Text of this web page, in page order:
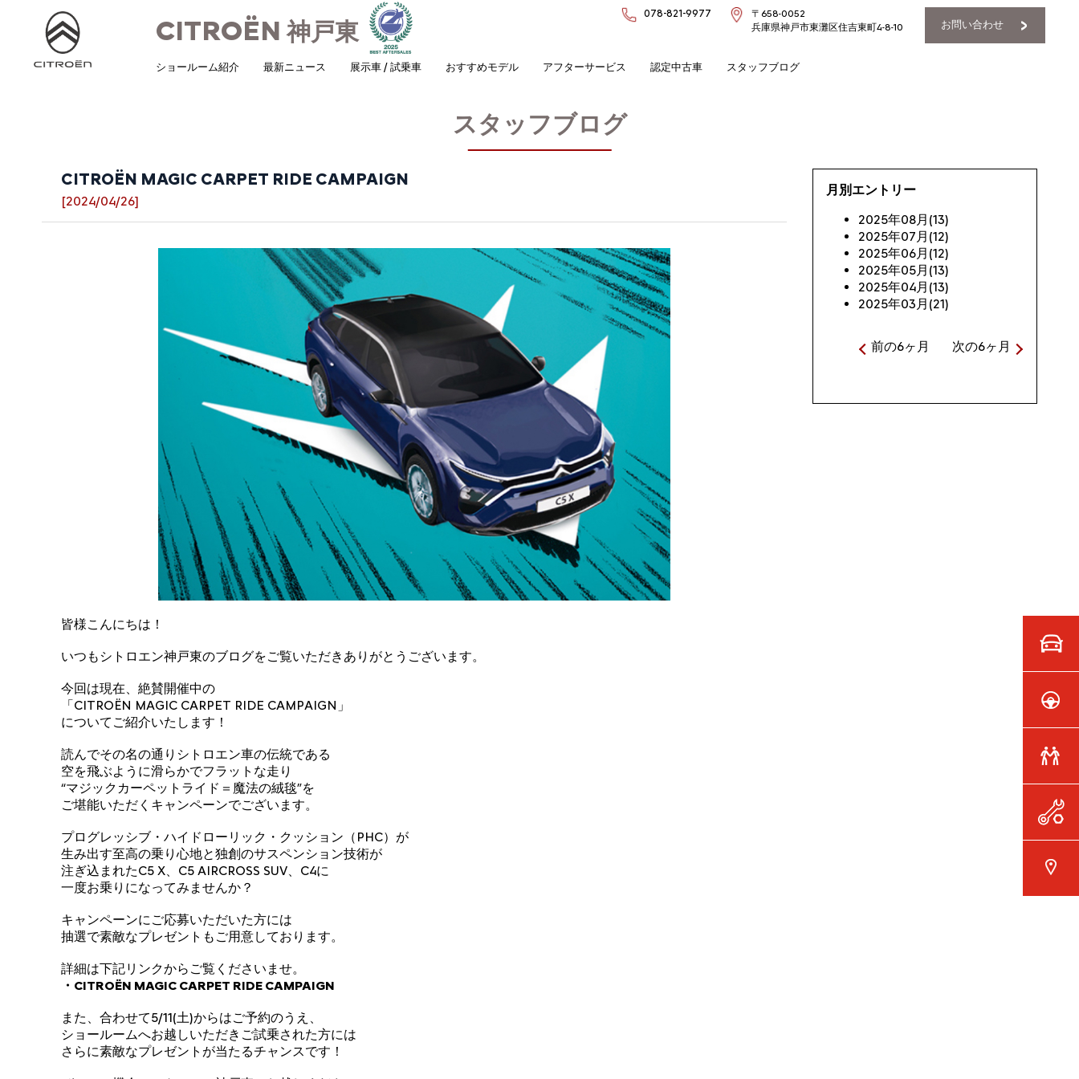
CITROËN神戸東
078-821-9977
〒658-0052
兵庫県神戸市東灘区住吉東町4-8-10
お問い合わせ
ショールーム紹介 最新ニュース 展示車 / 試乗車 おすすめモデル アフターサービス 認定中古車 スタッフブログ
スタッフブログ
CITROËN MAGIC CARPET RIDE CAMPAIGN
[2024/04/26]
皆様こんにちは！
いつもシトロエン神戸東のブログをご覧いただきありがとうございます。
今回は現在、絶賛開催中の
「CITROËN MAGIC CARPET RIDE CAMPAIGN」
についてご紹介いたします！
読んでその名の通りシトロエン車の伝統である
空を飛ぶように滑らかでフラットな走り
“マジックカーペットライド＝魔法の絨毯”を
ご堪能いただくキャンペーンでございます。
プログレッシブ・ハイドローリック・クッション（PHC）が
生み出す至高の乗り心地と独創のサスペンション技術が
注ぎ込まれたC5 X、C5 AIRCROSS SUV、C4に
一度お乗りになってみませんか？
キャンペーンにご応募いただいた方には
抽選で素敵なプレゼントもご用意しております。
詳細は下記リンクからご覧くださいませ。
・CITROËN MAGIC CARPET RIDE CAMPAIGN
また、合わせて5/11(土)からはご予約のうえ、
ショールームへお越しいただきご試乗された方には
さらに素敵なプレゼントが当たるチャンスです！
月別エントリー
2025年08月(13)
2025年07月(12)
2025年06月(12)
2025年05月(13)
2025年04月(13)
2025年03月(21)
前の6ヶ月 次の6ヶ月